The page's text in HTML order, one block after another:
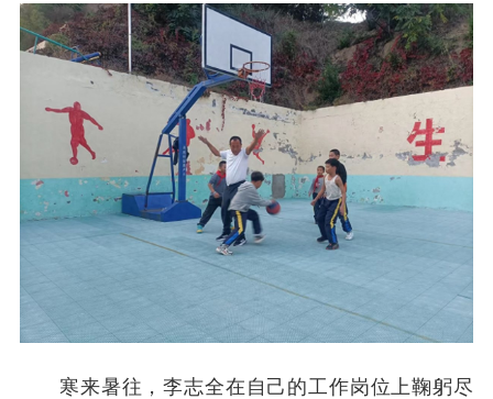
寒来暑往，李志全在自己的工作岗位上鞠躬尽